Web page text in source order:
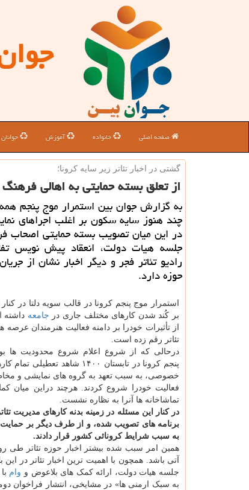
صفحه اصلی خانواده آموزش جوانان
گشتی در اخبار تئاتر زیر سایه كرونا؛
از تعلق بسته حمایتی به اهالی
به گزارش جوان بین استمرار موج پنجم
چند هنوز سایه سکون بر اغلب اجراهای
در این میان تصویب بسته حمایتی اصحاب
جلسه هیات دولت، انعقاد پیش نویس
رادیو تئاتر فجر و دیگر اخبار نشان از
حوزه دارد.
استمرار موج پنجم کرونا در قالب سویه دلتا در
بر کُند شدن کارهای مختلف جاری در جامعه
از تأثیرات خودرا بر دامنه فعالیت هنرمندان
تئاتر رقم زده است.
درحالی که از شروع اعلام شروع محدودیت ها
پنجم کرونا در تابستان
خصوصی، به سبب تعهد به گروه های نمایشی و
فعالیت خودرا شروع کردند. هرچند دراین میان
تماشاخانه ها آنرا به نظاره نشست.
در کنار این مسئله در زمینه بدنه کارهای مدیریت
برنامه های تصویب شده، و از طرف دیگر بر حمایت
به سبب شرایط کرونائی کشور قرار دادند.
همین امر سبب شده بیشتر اخبار حوزه تئاتر طی
جلسه هیات دولت، ارائه کمک های بلاعوض و وام
به سبک ارمنی ها» در مشایخی، انتشار فراخوان